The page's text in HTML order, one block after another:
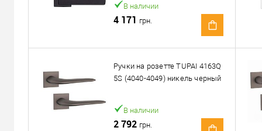
Можем установить
«Новой Почтой» по Украине
Самовывоз
Минимальная сумма заказа 400 грн
Доставка наложенным платежом от 400 грн
В наличии
4 171 грн.
Ручки на розетте TUPAI 4163Q
5S (4040-4049) никель черный
В наличии
2 792 грн.